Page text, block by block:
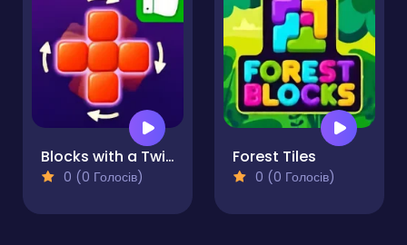
Blocks with a Twist
0 (0 Голосів)
Forest Tiles
0 (0 Голосів)